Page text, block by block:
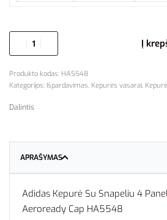
Į
HA5548
Kategorijos: Išpardavimas, Kepurės vasarai,
Dalintis
APRAŠYMAS
Adidas Kepurė Su Snapeliu 4
Aeroready Cap HA5548